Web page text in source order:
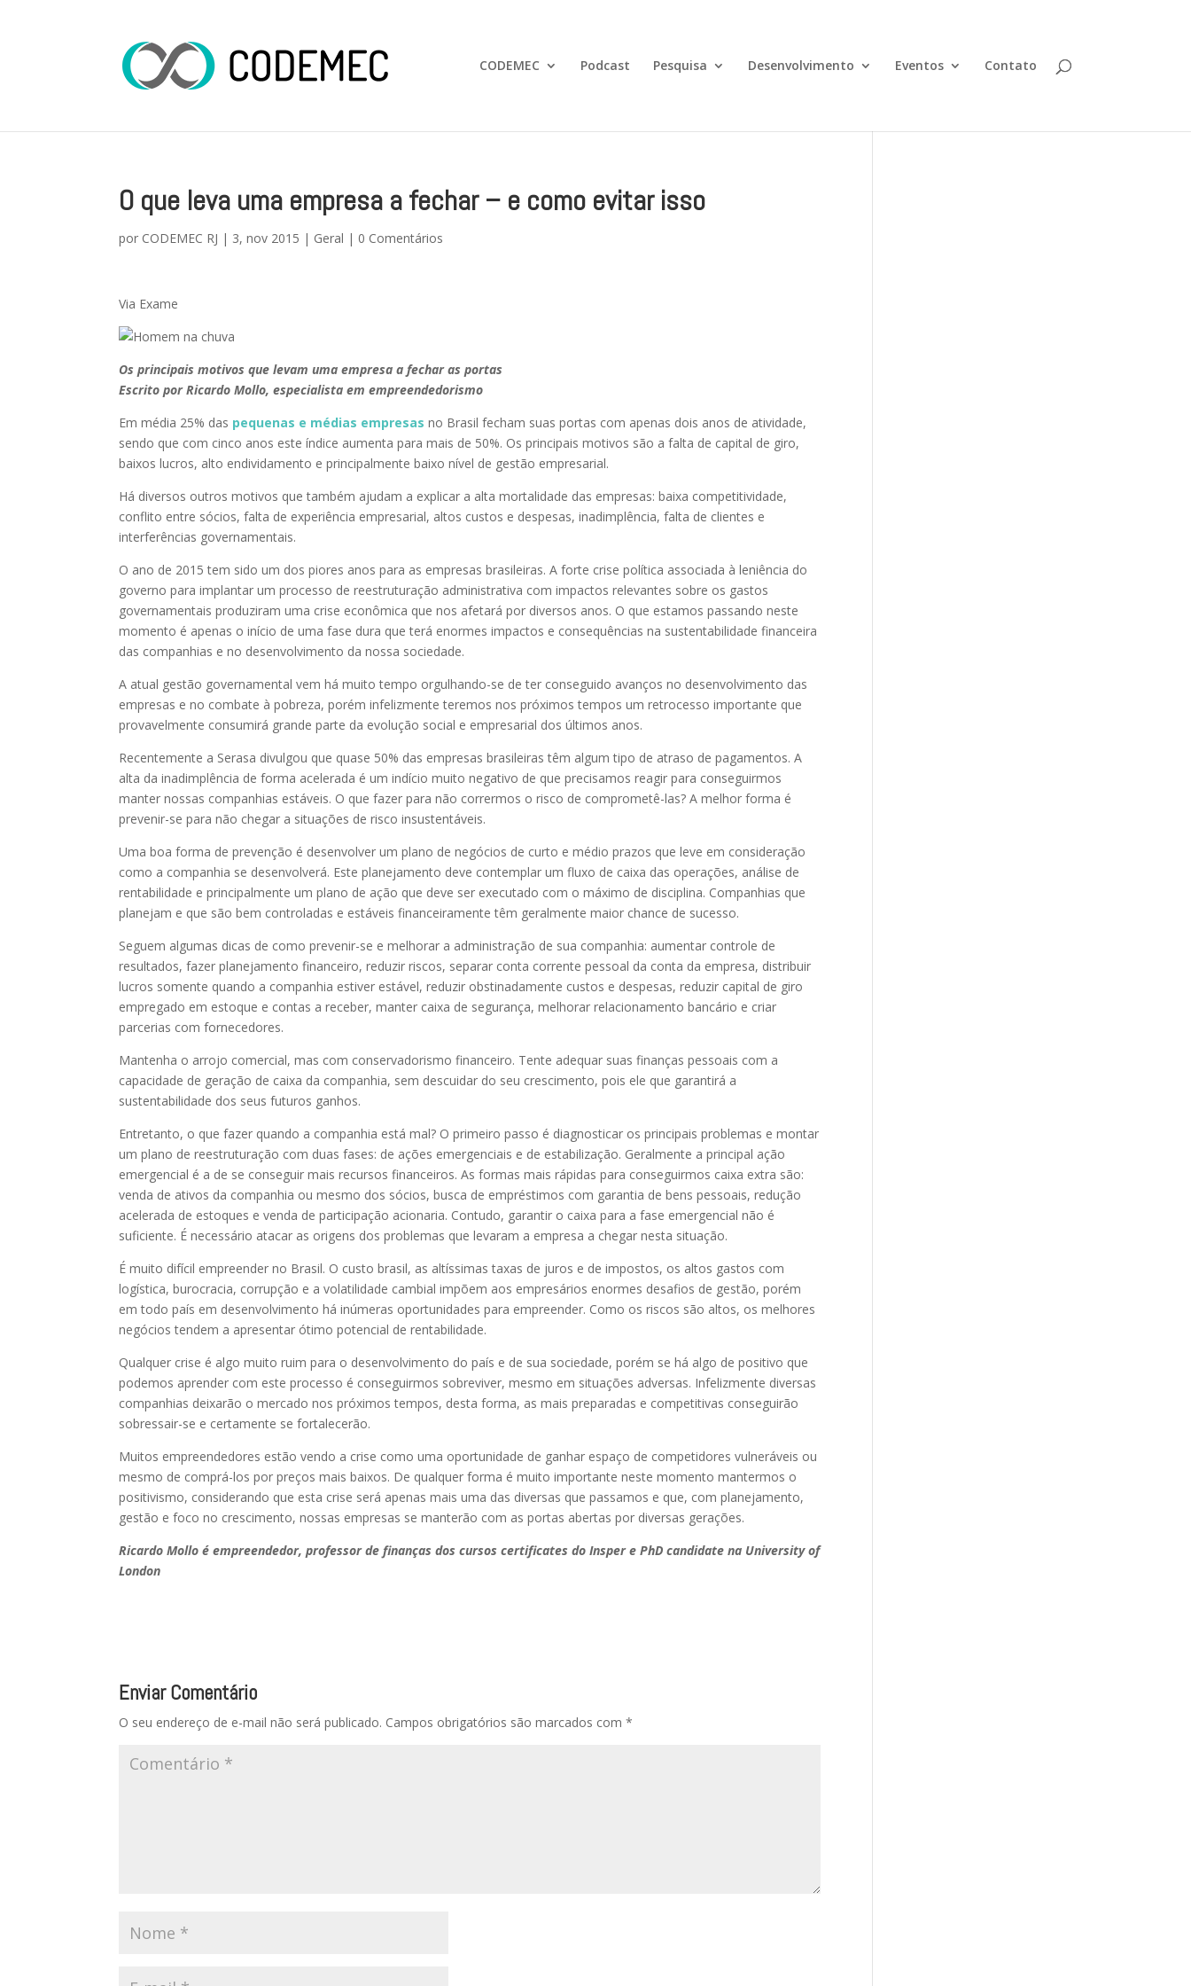
CODEMEC Podcast Pesquisa Desenvolvimento Eventos Contato
O que leva uma empresa a fechar – e como evitar isso
por CODEMEC RJ | 3, nov 2015 | Geral | 0 Comentários
Via Exame
Os principais motivos que levam uma empresa a fechar as portas
Escrito por Ricardo Mollo, especialista em empreendedorismo
Em média 25% das pequenas e médias empresas no Brasil fecham suas portas com apenas dois anos de atividade,
sendo que com cinco anos este índice aumenta para mais de 50%. Os principais motivos são a falta de capital de giro,
baixos lucros, alto endividamento e principalmente baixo nível de gestão empresarial.
Há diversos outros motivos que também ajudam a explicar a alta mortalidade das empresas: baixa competitividade,
conflito entre sócios, falta de experiência empresarial, altos custos e despesas, inadimplência, falta de clientes e
interferências governamentais.
O ano de 2015 tem sido um dos piores anos para as empresas brasileiras. A forte crise política associada à leniência do
governo para implantar um processo de reestruturação administrativa com impactos relevantes sobre os gastos
governamentais produziram uma crise econômica que nos afetará por diversos anos. O que estamos passando neste
momento é apenas o início de uma fase dura que terá enormes impactos e consequências na sustentabilidade financeira
das companhias e no desenvolvimento da nossa sociedade.
A atual gestão governamental vem há muito tempo orgulhando-se de ter conseguido avanços no desenvolvimento das
empresas e no combate à pobreza, porém infelizmente teremos nos próximos tempos um retrocesso importante que
provavelmente consumirá grande parte da evolução social e empresarial dos últimos anos.
Recentemente a Serasa divulgou que quase 50% das empresas brasileiras têm algum tipo de atraso de pagamentos. A
alta da inadimplência de forma acelerada é um indício muito negativo de que precisamos reagir para conseguirmos
manter nossas companhias estáveis. O que fazer para não corrermos o risco de comprometê-las? A melhor forma é
prevenir-se para não chegar a situações de risco insustentáveis.
Uma boa forma de prevenção é desenvolver um plano de negócios de curto e médio prazos que leve em consideração
como a companhia se desenvolverá. Este planejamento deve contemplar um fluxo de caixa das operações, análise de
rentabilidade e principalmente um plano de ação que deve ser executado com o máximo de disciplina. Companhias que
planejam e que são bem controladas e estáveis financeiramente têm geralmente maior chance de sucesso.
Seguem algumas dicas de como prevenir-se e melhorar a administração de sua companhia: aumentar controle de
resultados, fazer planejamento financeiro, reduzir riscos, separar conta corrente pessoal da conta da empresa, distribuir
lucros somente quando a companhia estiver estável, reduzir obstinadamente custos e despesas, reduzir capital de giro
empregado em estoque e contas a receber, manter caixa de segurança, melhorar relacionamento bancário e criar
parcerias com fornecedores.
Mantenha o arrojo comercial, mas com conservadorismo financeiro. Tente adequar suas finanças pessoais com a
capacidade de geração de caixa da companhia, sem descuidar do seu crescimento, pois ele que garantirá a
sustentabilidade dos seus futuros ganhos.
Entretanto, o que fazer quando a companhia está mal? O primeiro passo é diagnosticar os principais problemas e montar
um plano de reestruturação com duas fases: de ações emergenciais e de estabilização. Geralmente a principal ação
emergencial é a de se conseguir mais recursos financeiros. As formas mais rápidas para conseguirmos caixa extra são:
venda de ativos da companhia ou mesmo dos sócios, busca de empréstimos com garantia de bens pessoais, redução
acelerada de estoques e venda de participação acionaria. Contudo, garantir o caixa para a fase emergencial não é
suficiente. É necessário atacar as origens dos problemas que levaram a empresa a chegar nesta situação.
É muito difícil empreender no Brasil. O custo brasil, as altíssimas taxas de juros e de impostos, os altos gastos com
logística, burocracia, corrupção e a volatilidade cambial impõem aos empresários enormes desafios de gestão, porém
em todo país em desenvolvimento há inúmeras oportunidades para empreender. Como os riscos são altos, os melhores
negócios tendem a apresentar ótimo potencial de rentabilidade.
Qualquer crise é algo muito ruim para o desenvolvimento do país e de sua sociedade, porém se há algo de positivo que
podemos aprender com este processo é conseguirmos sobreviver, mesmo em situações adversas. Infelizmente diversas
companhias deixarão o mercado nos próximos tempos, desta forma, as mais preparadas e competitivas conseguirão
sobressair-se e certamente se fortalecerão.
Muitos empreendedores estão vendo a crise como uma oportunidade de ganhar espaço de competidores vulneráveis ou
mesmo de comprá-los por preços mais baixos. De qualquer forma é muito importante neste momento mantermos o
positivismo, considerando que esta crise será apenas mais uma das diversas que passamos e que, com planejamento,
gestão e foco no crescimento, nossas empresas se manterão com as portas abertas por diversas gerações.
Ricardo Mollo é empreendedor, professor de finanças dos cursos certificates do Insper e PhD candidate na University of
London
Enviar Comentário
O seu endereço de e-mail não será publicado. Campos obrigatórios são marcados com*